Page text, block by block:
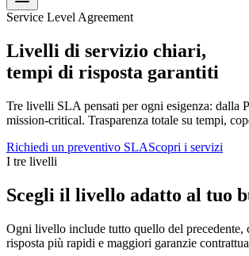
Service Level Agreement
Livelli di servizio chiari,
tempi di risposta garantiti
Tre livelli SLA pensati per ogni esigenza: dalla
mission-critical. Trasparenza totale su tempi,
Richiedi un preventivo SLAScopri i servizi
I tre livelli
Scegli il livello adatto al tuo
Ogni livello include tutto quello del precedente,
risposta più rapidi e maggiori garanzie